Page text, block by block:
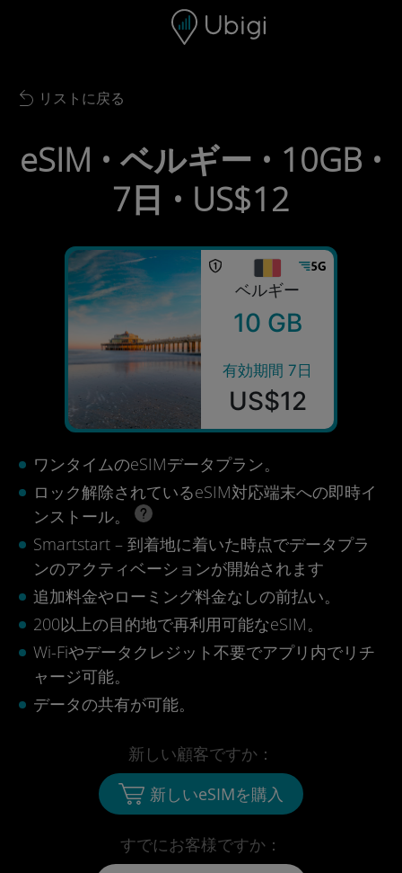
ナビゲーションバー フッター
Back to list
リストに戻る
eSIM • ベルギー • 10GB •
7日 • US$12
ベルギー
10 GB
有効期間 7日
US$12
ワンタイムのeSIMデータプラン。
ロック解除されているeSIM対応端末への即時イ
ンストール。
Smartstart – 到着地に着いた時点でデータプラ
ンのアクティベーションが開始されます
追加料金やローミング料金なしの前払い。
200以上の目的地で再利用可能なeSIM。
Wi-Fiやデータクレジット不要でアプリ内でリチ
ャージ可能。
データの共有が可能。
すでにお客様ですか：
新しい顧客ですか：
新しいeSIMを購入